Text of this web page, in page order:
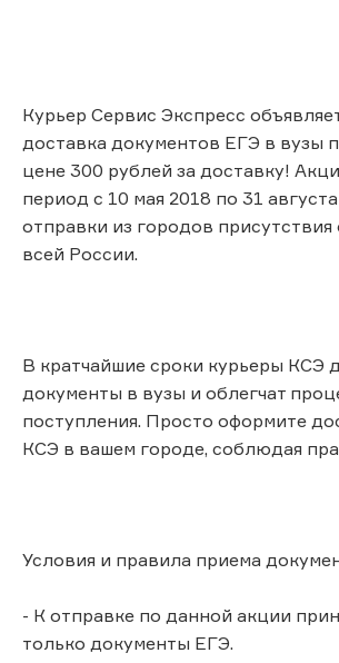
Курьер Сервис Экспресс
доставка документов ЕГЭ в вузы
цене 300 рублей за доставку!
период с 10 мая 2018 по 31
отправки из городов
всей России.
В кратчайшие сроки курьеры КСЭ
документы в вузы и облегчат
поступления. Просто оформите
КСЭ в вашем городе, соблюдая
Условия и правила приема
- К отправке по данной акции
только документы ЕГЭ.